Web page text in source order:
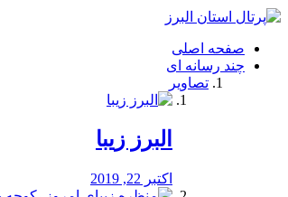
فصد
شرق
تهران
خشکشویی
صفحه اصلی
چند رسانه ای
تصاویر
البرز زیبا
اکتبر 22, 2019